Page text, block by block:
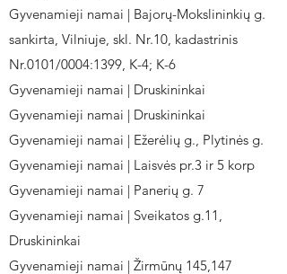
Gyvenamieji namai | Bajorų-Mokslininkių g.
sankirta, Vilniuje, skl. Nr.10, kadastrinis
Nr.0101/0004:1399, K-4; K-6
Gyvenamieji namai | Druskininkai
Gyvenamieji namai | Druskininkai
Gyvenamieji namai | Ežerėlių g., Plytinės g.
Gyvenamieji namai | Laisvės pr.3 ir 5 korp
Gyvenamieji namai | Panerių g. 7
Gyvenamieji namai | Sveikatos g.11,
Druskininkai
Gyvenamieji namai | Žirmūnų 145,147